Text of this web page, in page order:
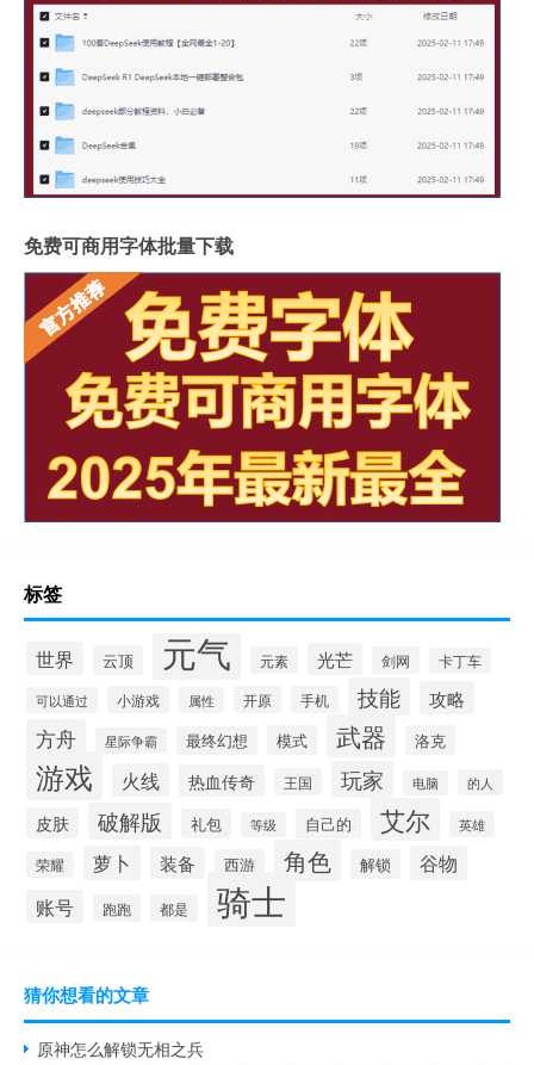
免费可商用字体批量下载
标签
世界 云顶 元气 元素 光芒 剑网 卡丁车
可以通过 小游戏 属性 开原 手机 技能 攻略
方舟 星际争霸 最终幻想 模式 武器 洛克
游戏 火线 热血传奇 王国 玩家 电脑 的人
皮肤 破解版 礼包 等级 自己的 艾尔 英雄
荣耀 萝卜 装备 西游 角色 解锁 谷物
账号 跑跑 都是 骑士
猜你想看的文章
原神怎么解锁无相之兵